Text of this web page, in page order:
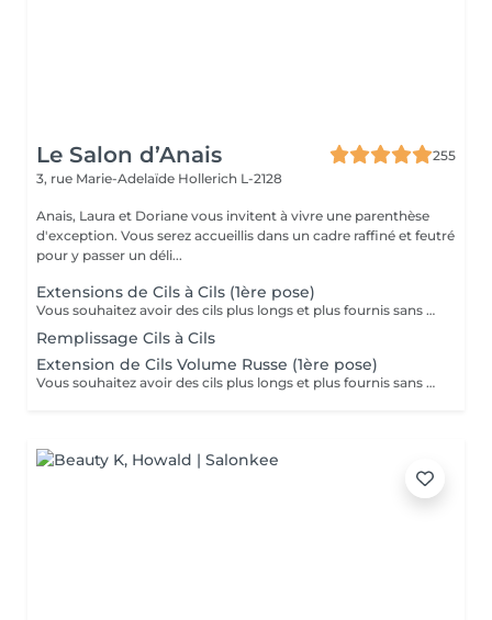
Le Salon d’Anais
255
3, rue Marie-Adelaïde Hollerich L-2128
Anais, Laura et Doriane vous invitent à vivre une parenthèse
d'exception. Vous serez accueillis dans un cadre raffiné et feutré
pour y passer un déli...
Extensions de Cils à Cils (1ère pose)
Vous souhaitez avoir des cils plus longs et plus fournis sans avoir à vous maquiller tous les jours? Alors les extensions sont la réponse à vos envies! La technique Cil à Cil c'est la pose d'une extension très légère sur un cil naturel pour gagner en longueur et en courbure. Nous adaptons la pose en fonction de vos yeux et de vos souhaits. Cette technique offre un résultat très naturel et notre lashartist saura vous conseiller sur ce qui est le plus adapté pour vous !
Remplissage Cils à Cils
Extension de Cils Volume Russe (1ère pose)
Vous souhaitez avoir des cils plus longs et plus fournis sans avoir à vous maquiller tous les jours? Alors les extensions sont la réponse à vos envies! Le volume russe c'est la pose de petits bouquets de cils très légers et fait manuellement pour gagner en volume et en densité. Nous adaptons la pose en fonction de vos yeux et de vos souhaits. Résultat naturel ou plus sophistiqué? Tout est possible, et notre lashartist saura vous conseiller sur ce qui est le plus adapté pour vous!